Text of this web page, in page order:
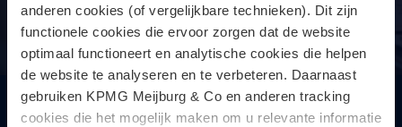
anderen cookies (of vergelijkbare technieken). Dit zijn
functionele cookies die ervoor zorgen dat de website
optimaal functioneert en analytische cookies die helpen
de website te analyseren en te verbeteren. Daarnaast
gebruiken KPMG Meijburg & Co en anderen tracking
cookies die het mogelijk maken om u relevante informatie
Private clients: het totaalplaatje van